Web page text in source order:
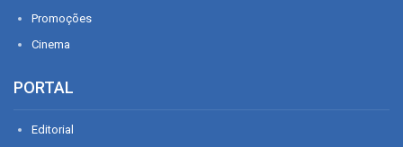
Promoções
Cinema
PORTAL
Editorial